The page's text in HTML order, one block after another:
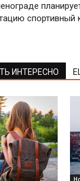
спортивный
ИНТЕРЕСНО